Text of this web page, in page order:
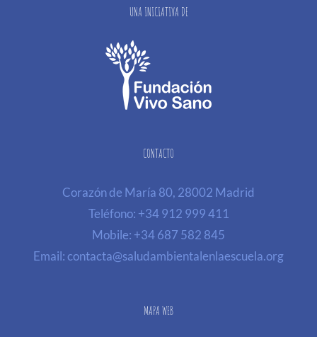
UNA INICIATIVA DE
CONTACTO
Corazón de María 80, 28002 Madrid
Teléfono: +34 912 999 411
Mobile: +34 687 582 845
Email: contacta@saludambientalenlaescuela.org
MAPA WEB